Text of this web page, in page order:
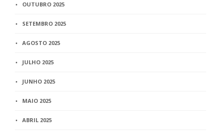
OUTUBRO 2025
SETEMBRO 2025
AGOSTO 2025
JULHO 2025
JUNHO 2025
MAIO 2025
ABRIL 2025